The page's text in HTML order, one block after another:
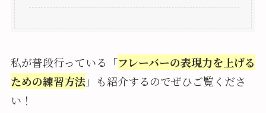
私が普段行っている「フレーバーの表現力を上げる
ための練習方法」も紹介するのでぜひご覧くださ
い！